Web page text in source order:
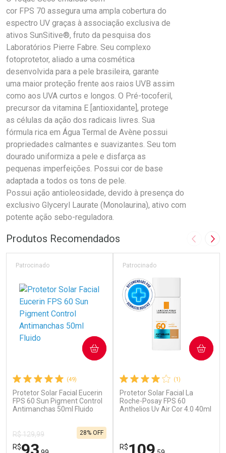
cor FPS 70 assegura uma ampla cobertura do
espectro UV graças à associação exclusiva de
ativos SunSitive®, fruto da pesquisa dos
Laboratórios Pierre Fabre. Seu complexo
fotoprotetor, aliado a uma cosmética
desenvolvida para a pele brasileira, garante
uma maior proteção frente aos raios UVB assim
como aos UVA curtos e longos. O Pré-tocoferil,
precursor da vitamina E [antioxidante], protege
as células da ação dos radicais livres. Sua
fórmula rica em Água Termal de Avène possui
propriedades calmantes e suavizantes. Seu tom
dourado uniformiza a pele e disfarça as
pequenas imperfeições. Possui cor de base
adaptada a todos os tons de pele.
Possui ação antioleosidade, devido à presença do
exclusivo Glyceryl Laurate (Monolaurina), ativo com
potente ação sebo-reguladora.
Produtos Recomendados Imagem
(49)
Protetor Solar Facial Eucerin
FPS 60 Sun Pigment Control
Antimanchas 50ml Fluido
Patrocinado
R$ 129,99
R$
28% OFF
COMPRAR
(1)
Protetor Solar Facial La
Roche-Posay FPS 60
Anthelios Uv Air Cor 4.0 40ml
Patrocinado
R$
COMPRAR